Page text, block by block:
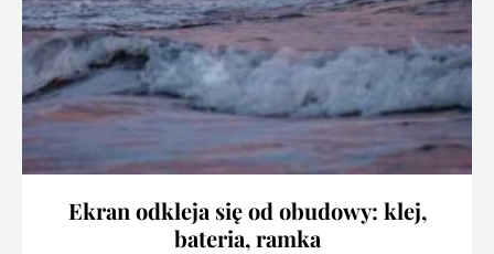
Ekran odkleja się od obudowy: klej,
bateria, ramka